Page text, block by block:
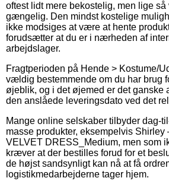
oftest lidt mere bekostelig, men lige
gængelig. Den mindst kostelige
ikke modsiges at være at hente
forudsætter at du er i nærheden af
arbejdslager.
Fragtperioden på Hende > Kostume/
vældig bestemmende om du har brug
øjeblik, og i det øjemed er det ganske
den anslåede leveringsdato ved det
Mange online selskaber tilbyder dag-
masse produkter, eksempelvis Shirley
VELVET DRESS_Medium, men som
kræver at der bestilles forud for et
de højst sandsynligt kan nå at få
logistikmedarbejderne tager hjem.